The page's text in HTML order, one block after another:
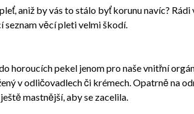
aniž by vás to stálo byť korunu navíc?
seznam věcí pleti velmi škodí.
horoucích pekel jenom pro naše vnitřní
v odličovadlech či krémech. Opatrně na
mastnější, aby se zacelila.